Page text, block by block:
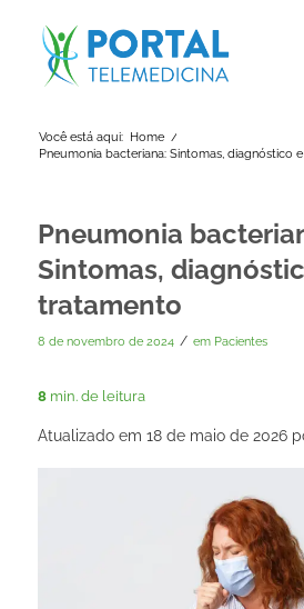
Você está aqui: Home /
Pneumonia bacteriana: Sintomas, diagnóstico
Pneumonia
Sintomas,
tratamento
8 de novembro de 2024 / em Pacientes
8 min. de leitura
Atualizado em 18 de maio de 2026